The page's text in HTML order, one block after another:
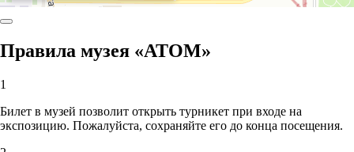
Правила музея «АТОМ»
1
Билет в музей позволит открыть турникет при входе на
экспозицию. Пожалуйста, сохраняйте его до конца посещения.